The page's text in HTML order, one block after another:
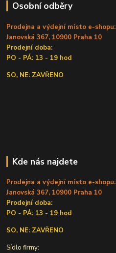
Osobní odběry
Prodejna a výdejní místo e-shopu:
Janovská 367, 10900 Praha 10
Prodejní doba:
PO - PÁ: 13 - 19 hod
SO, NE: ZAVŘENO
Kde nás najdete
Prodejna a výdejní místo e-shopu:
Janovská 367, 10900 Praha 10
Prodejní doba:
PO - PÁ: 13 - 19 hod
SO, NE: ZAVŘENO
Sídlo firmy: